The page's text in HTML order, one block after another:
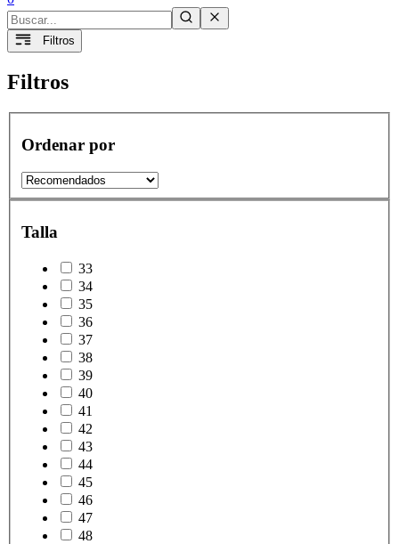
Filtros
Filtros
Ordenar por
Talla
33
34
35
36
37
38
39
40
41
42
43
44
45
46
47
48